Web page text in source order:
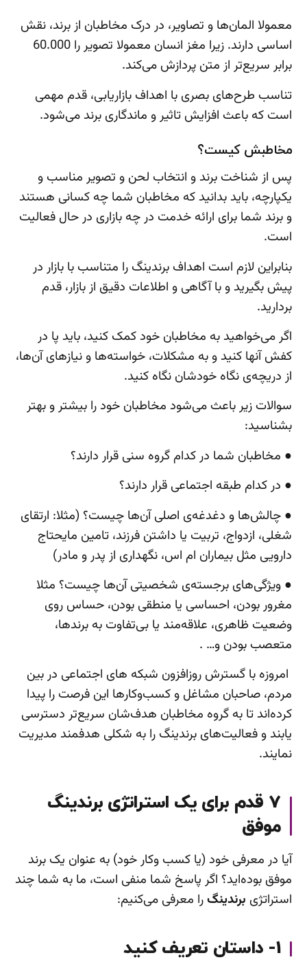
معمولا المان‌ها و تصاویر، در درک مخاطبان از برند، نقش
اساسی دارند. زیرا مغز انسان معمولا تصویر را 60.000
برابر سریع‌تر از متن پردازش می‌کند.
تناسب طرح‌های بصری با اهداف بازاریابی، قدم مهمی
است که باعث افزایش تاثیر و ماندگاری برند می‌شود.
مخاطبش کیست؟
پس از شناخت برند و انتخاب لحن و تصویر مناسب و
یکپارچه، باید بدانید که مخاطبان شما چه کسانی هستند
و برند شما برای ارائه خدمت در چه بازاری در حال فعالیت
است.
بنابراین لازم است اهداف برندینگ را متناسب با بازار در
پیش بگیرید و با آگاهی و اطلاعات دقیق از بازار، قدم
بردارید.
اگر می‌خواهید به مخاطبان خود کمک کنید، باید پا در
کفش آنها کنید و به مشکلات، خواسته‌ها و نیازهای آن‌ها،
از دریچه‌ی نگاه خودشان نگاه کنید.
سوالات زیر باعث می‌شود مخاطبان خود را بیشتر و بهتر
بشناسید:
● مخاطبان شما در کدام گروه سنی قرار دارند؟
● در کدام طبقه اجتماعی قرار دارند؟
● چالش‌ها و دغدغه‌ی اصلی آن‌ها چیست؟ (مثلا: ارتقای
شغلی، ازدواج، تربیت یا داشتن فرزند، تامین مایحتاج
دارویی مثل بیماران ام اس، نگهداری از پدر و مادر)
● ویژگی‌های برجسته‌ی شخصیتی آن‌ها چیست؟ مثلا
مغرور بودن، احساسی یا منطقی بودن، حساس روی
وضعیت ظاهری، علاقه‌مند یا بی‌تفاوت به برندها،
متعصب بودن و… .
امروزه با گسترش روزافزون شبکه های اجتماعی در بین
مردم، صاحبان مشاغل و کسب‌و‌کارها این فرصت را پیدا
کرده‌اند تا به گروه مخاطبان هدف‌شان سریع‌تر دسترسی
یابند و فعالیت‌های برندینگ را به شکلی هدفمند مدیریت
نمایند.
7 قدم برای یک استراتژی برندینگ
موفق
آیا در معرفی خود (یا کسب وکار خود) به عنوان یک برند
موفق بوده‌اید؟ اگر پاسخ شما منفی است، ما به شما چند
استراتژی برندینگرا معرفی می‌کنیم:
1- داستان تعریف کنید